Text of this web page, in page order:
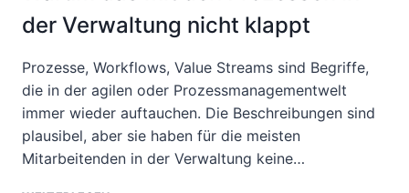
der Verwaltung nicht klappt
Prozesse, Workflows, Value Streams sind Begriffe,
die in der agilen oder Prozessmanagementwelt
immer wieder auftauchen. Die Beschreibungen sind
plausibel, aber sie haben für die meisten
Mitarbeitenden in der Verwaltung keine…